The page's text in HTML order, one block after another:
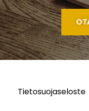
Tietosuojaseloste